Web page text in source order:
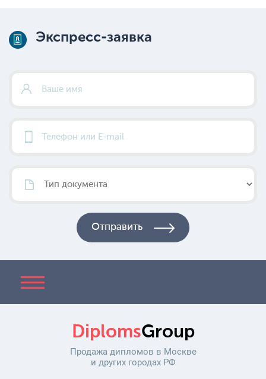
Экспресс-заявка
DiplomsGroup
Продажа дипломов в Москве
и других городах РФ